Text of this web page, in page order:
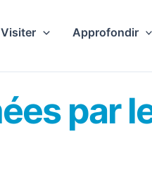
Visiter Approfondir
par